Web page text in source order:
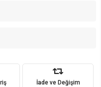
İade ve Değişim